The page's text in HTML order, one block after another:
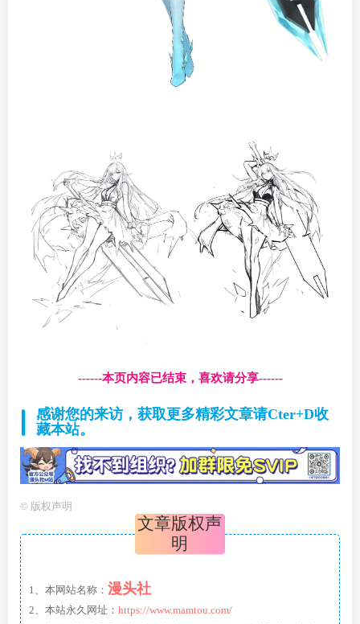
------本页内容已结束，喜欢请分享------
感谢您的来访，获取更多精彩文章请Cter+D收
藏本站。
© 版权声明
文章版权声
明
1、本网站名称： 漫头社
2、本站永久网址： https://www.mamtou.com/